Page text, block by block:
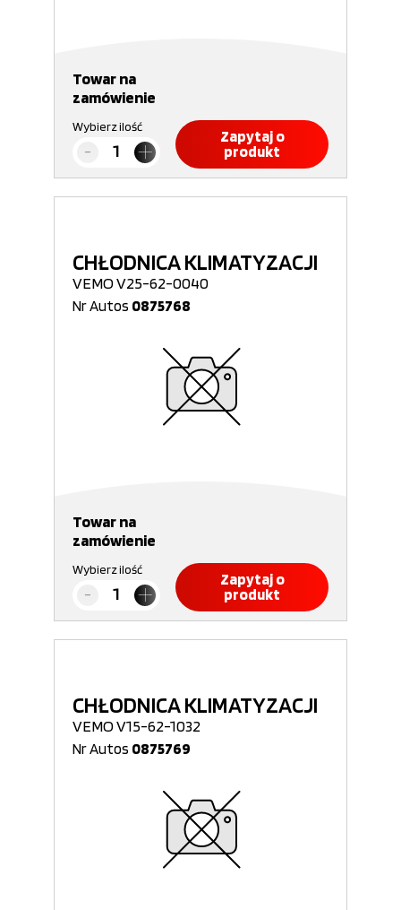
Towar na
zamówienie
Wybierz ilość
Zapytaj o
produkt
CHŁODNICA KLIMATYZACJI
VEMO V25-62-0040
Nr Autos 0875768
Towar na
zamówienie
Wybierz ilość
Zapytaj o
produkt
CHŁODNICA KLIMATYZACJI
VEMO V15-62-1032
Nr Autos 0875769